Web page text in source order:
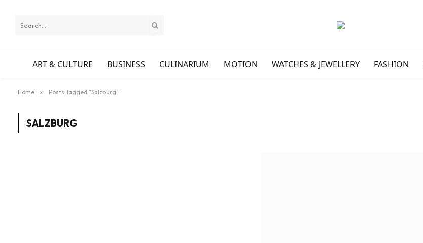
ART & CULTURE BUSINESS CULINARIUM MOTION WATCHES & JEWELLERY FASHION
Home » Posts Tagged "Salzburg"
SALZBURG